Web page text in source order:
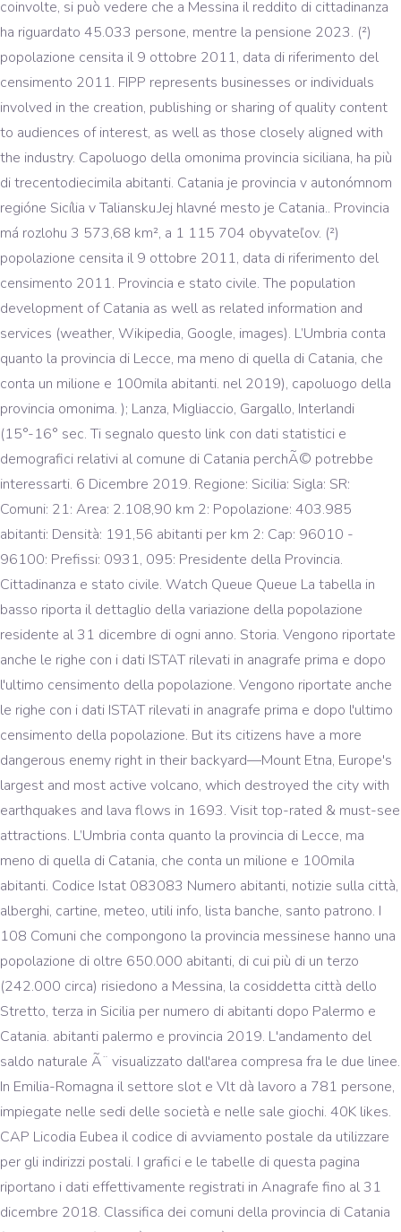
coinvolte, si può vedere che a Messina il reddito di cittadinanza
ha riguardato 45.033 persone, mentre la pensione 2023. (²)
popolazione censita il 9 ottobre 2011, data di riferimento del
censimento 2011. FIPP represents businesses or individuals
involved in the creation, publishing or sharing of quality content
to audiences of interest, as well as those closely aligned with
the industry. Capoluogo della omonima provincia siciliana, ha più
di trecentodiecimila abitanti. Catania je provincia v autonómnom
regióne Sicília v Taliansku.Jej hlavné mesto je Catania.. Provincia
má rozlohu 3 573,68 km², a 1 115 704 obyvateľov. (²)
popolazione censita il 9 ottobre 2011, data di riferimento del
censimento 2011. Provincia e stato civile. The population
development of Catania as well as related information and
services (weather, Wikipedia, Google, images). L’Umbria conta
quanto la provincia di Lecce, ma meno di quella di Catania, che
conta un milione e 100mila abitanti. nel 2019), capoluogo della
provincia omonima. ); Lanza, Migliaccio, Gargallo, Interlandi
(15°-16° sec. Ti segnalo questo link con dati statistici e
demografici relativi al comune di Catania perchÃ© potrebbe
interessarti. 6 Dicembre 2019. Regione: Sicilia: Sigla: SR:
Comuni: 21: Area: 2.108,90 km 2: Popolazione: 403.985
abitanti: Densità: 191,56 abitanti per km 2: Cap: 96010 -
96100: Prefissi: 0931, 095: Presidente della Provincia.
Cittadinanza e stato civile. Watch Queue Queue La tabella in
basso riporta il dettaglio della variazione della popolazione
residente al 31 dicembre di ogni anno. Storia. Vengono riportate
anche le righe con i dati ISTAT rilevati in anagrafe prima e dopo
l'ultimo censimento della popolazione. Vengono riportate anche
le righe con i dati ISTAT rilevati in anagrafe prima e dopo l'ultimo
censimento della popolazione. But its citizens have a more
dangerous enemy right in their backyard—Mount Etna, Europe's
largest and most active volcano, which destroyed the city with
earthquakes and lava flows in 1693. Visit top-rated & must-see
attractions. L’Umbria conta quanto la provincia di Lecce, ma
meno di quella di Catania, che conta un milione e 100mila
abitanti. Codice Istat 083083 Numero abitanti, notizie sulla città,
alberghi, cartine, meteo, utili info, lista banche, santo patrono. I
108 Comuni che compongono la provincia messinese hanno una
popolazione di oltre 650.000 abitanti, di cui più di un terzo
(242.000 circa) risiedono a Messina, la cosiddetta città dello
Stretto, terza in Sicilia per numero di abitanti dopo Palermo e
Catania. abitanti palermo e provincia 2019. L'andamento del
saldo naturale Ã¨ visualizzato dall'area compresa fra le due linee.
In Emilia-Romagna il settore slot e Vlt dà lavoro a 781 persone,
impiegate nelle sedi delle società e nelle sale giochi. 40K likes.
CAP Licodia Eubea il codice di avviamento postale da utilizzare
per gli indirizzi postali. I grafici e le tabelle di questa pagina
riportano i dati effettivamente registrati in Anagrafe fino al 31
dicembre 2018. Classifica dei comuni della provincia di Catania